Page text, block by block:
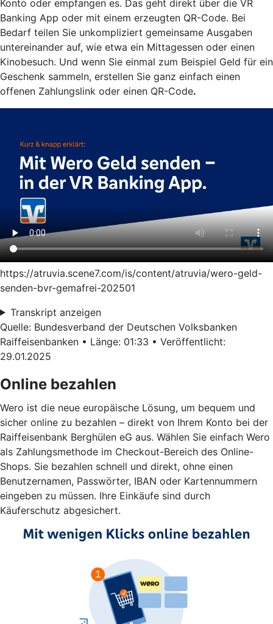
Konto oder empfangen es. Das geht direkt über die VR
Banking App oder mit einem erzeugten QR-Code. Bei
Bedarf teilen Sie unkompliziert gemeinsame Ausgaben
untereinander auf, wie etwa ein Mittagessen oder einen
Kinobesuch. Und wenn Sie einmal zum Beispiel Geld für ein
Geschenk sammeln, erstellen Sie ganz einfach einen
offenen Zahlungslink oder einen QR-Code.
https://atruvia.scene7.com/is/content/atruvia/wero-geld-
senden-bvr-gemafrei-202501
Transkript anzeigen
Quelle: Bundesverband der Deutschen Volksbanken
Raiffeisenbanken • Länge: 01:33 • Veröffentlicht:
29.01.2025
Online bezahlen
Wero ist die neue europäische Lösung, um bequem und
sicher online zu bezahlen – direkt von Ihrem Konto bei der
Raiffeisenbank Berghülen eG aus. Wählen Sie einfach Wero
als Zahlungsmethode im Checkout-Bereich des Online-
Shops. Sie bezahlen schnell und direkt, ohne einen
Benutzernamen, Passwörter, IBAN oder Kartennummern
eingeben zu müssen. Ihre Einkäufe sind durch
Käuferschutz abgesichert.